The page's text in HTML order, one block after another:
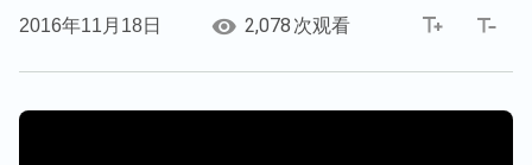
2016年11月18日 2,078 次观看